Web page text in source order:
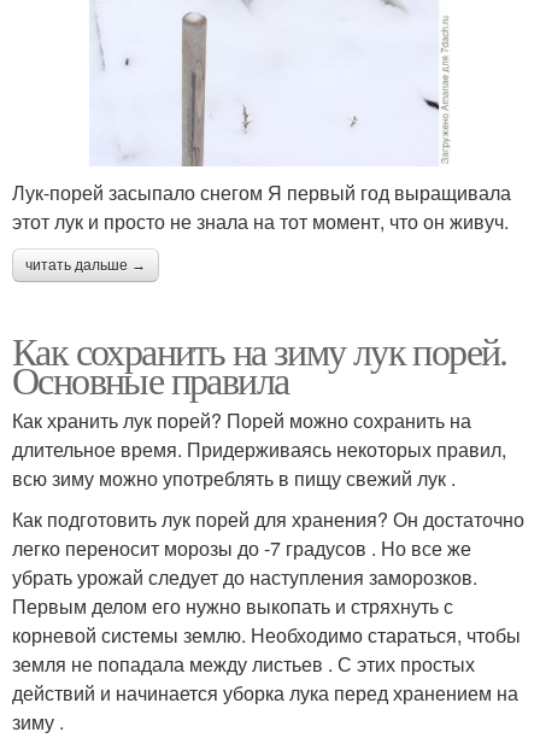
Лук-порей засыпало снегом Я первый год выращивала
этот лук и просто не знала на тот момент, что он живуч.
читать дальше →
Как сохранить на зиму лук порей.
Основные правила
Как хранить лук порей? Порей можно сохранить на
длительное время. Придерживаясь некоторых правил,
всю зиму можно употреблять в пищу свежий лук .
Как подготовить лук порей для хранения? Он достаточно
легко переносит морозы до -7 градусов . Но все же
убрать урожай следует до наступления заморозков.
Первым делом его нужно выкопать и стряхнуть с
корневой системы землю. Необходимо стараться, чтобы
земля не попадала между листьев . С этих простых
действий и начинается уборка лука перед хранением на
зиму .